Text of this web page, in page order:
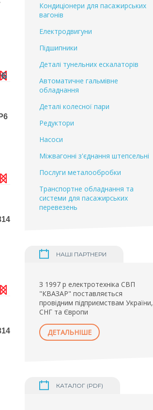
Кондиціонери для пасажирських
вагонів
Електродвигуни
Підшипники
Деталі тунельних ескалаторів
Автоматичне гальмівне
обладнання
Деталі колесної пари
Редуктори
Насоси
Міжвагонні з'єднання штепсельні
Послуги металообробки
Транспортне обладнання та
системи для пасажирських
перевезень
НАШІ ПАРТНЕРИ
З 1997 р електротехніка СВП
"КВАЗАР" поставляється
провідним підприємствам України,
СНГ та Європи
ДЕТАЛЬНІШЕ
КАТАЛОГ (PDF)